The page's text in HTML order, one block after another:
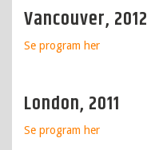
Vancouver, 2012
Se program her
London, 2011
Se program her